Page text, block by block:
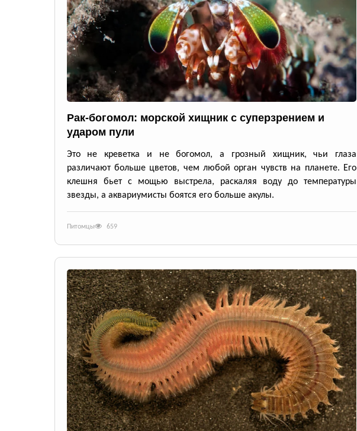
Рак-богомол: морской хищник с суперзрением и
ударом пули
Это не креветка и не богомол, а грозный хищник, чьи глаза
различают больше цветов, чем любой орган чувств на планете. Его
клешня бьет с мощью выстрела, раскаляя воду до температуры
звезды, а аквариумисты боятся его больше акулы.
Питомцы 659